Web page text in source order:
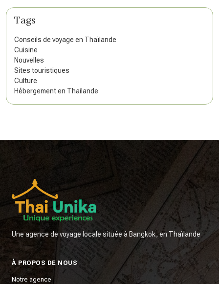
Tags
Conseils de voyage en Thaïlande
Cuisine
Nouvelles
Sites touristiques
Culture
Hébergement en Thailande
Une agence de voyage locale située à Bangkok, en Thaïlande
À PROPOS DE NOUS
Notre agence